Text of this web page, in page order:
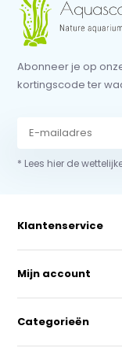
Abonneer je op
kortingscode ter
* Lees hier de
Klantenservice
Mijn account
Categorieën